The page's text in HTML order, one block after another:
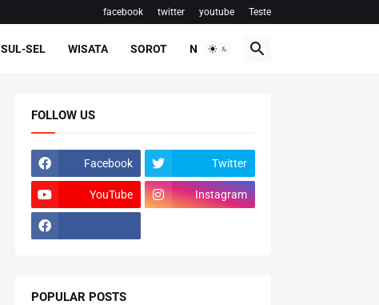
facebook twitter youtube Teste
SUL-SEL WISATA SOROT NASIONAL
FOLLOW US
Facebook Twitter
YouTube Instagram
POPULAR POSTS